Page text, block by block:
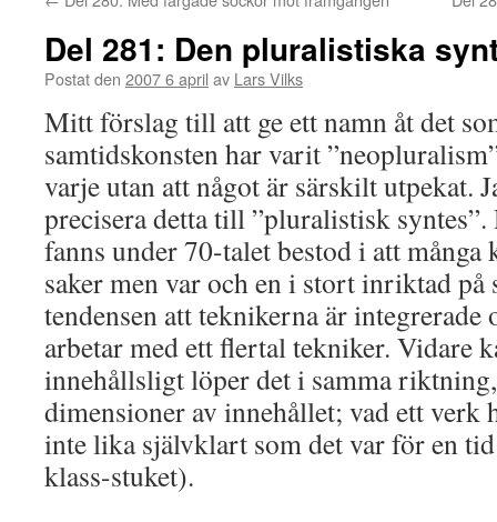
Del 281: Den pluralistiska
Postat den 2007 6 april av Lars Vilks
Mitt förslag till att ge ett namn åt det
samtidskonsten har varit
varje utan att något är särskilt utpekat.
precisera detta till ”pluralistisk
fanns under 70-talet bestod i att
saker men var och en i stort inriktad
tendensen att teknikerna är integrerade
arbetar med ett flertal tekniker. Vidare
innehållsligt löper det i samma
dimensioner av innehållet; vad ett verk
inte lika självklart som det var för en
klass-stuket).